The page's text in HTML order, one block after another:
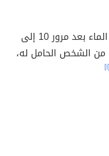
غالباً ما تظهر أعراض الإصابة بجدري الماء بعد مرور 10 إلى
من الشخص الحامل له،
[١]